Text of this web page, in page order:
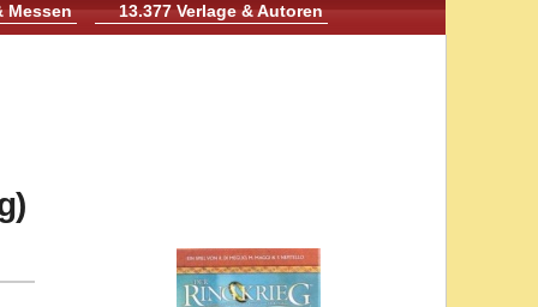
Messen 13.377 Verlage & Autoren